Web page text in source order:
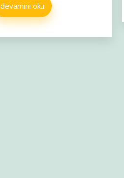
devamını oku